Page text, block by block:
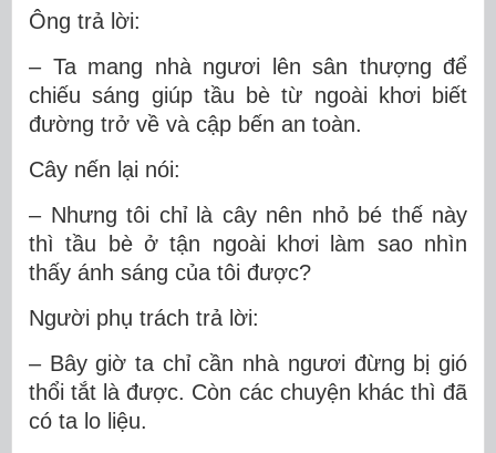
Ông trả lời:
– Ta mang nhà ngươi lên sân thượng để
chiếu sáng giúp tầu bè từ ngoài khơi biết
đường trở về và cập bến an toàn.
Cây nến lại nói:
– Nhưng tôi chỉ là cây nên nhỏ bé thế này
thì tầu bè ở tận ngoài khơi làm sao nhìn
thấy ánh sáng của tôi được?
Người phụ trách trả lời:
– Bây giờ ta chỉ cần nhà ngươi đừng bị gió
thổi tắt là được. Còn các chuyện khác thì đã
có ta lo liệu.